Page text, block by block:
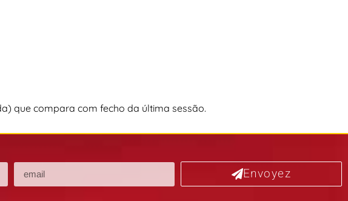
que compara com fecho da última sessão.
Envoyez